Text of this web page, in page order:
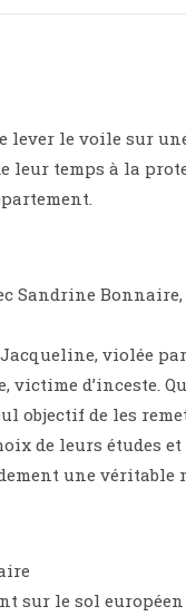
lever le voile sur
leur temps à la
Sandrine
Jacqueline, violée
d’inceste.
objectif de les
de leurs études et
une véritable
sur le sol européen